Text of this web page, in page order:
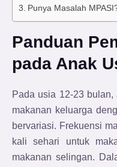
Punya Masalah
Panduan
pada Anak
Pada usia 12-23
makanan keluarga
bervariasi. Frekuensi
kali sehari untuk
makanan selingan.